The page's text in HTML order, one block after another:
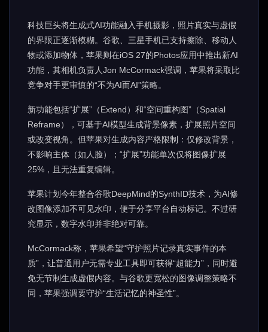
科技巨头将生成式AI功能融入手机摄影，照片真实与虚假
的界限正逐渐模糊。谷歌、三星手机已支持擦除、移动人
物或添加物体，苹果则在iOS 27的Photos应用中推出新AI
功能，其相机负责人Jon McCormack强调，苹果将采取比
竞争对手更审慎的“不为AI而AI”策略。
新功能包括“扩展”（Extend）和“空间重构图”（Spatial
Reframe），可基于AI模型生成背景像素，扩展照片空间
或改变视角。但苹果对生成内容严格限制：仅修改背景，
不影响主体（如人脸）；“扩展”功能单次仅将图像扩展
25%，且无法重复编辑。
苹果计划今年整合谷歌DeepMind的SynthID技术，为AI修
改图像添加不可见水印，便于分享平台自动标记。不过研
究显示，数字水印并非绝对可靠。
McCormack称，苹果希望“守护照片记录真实事件的本
质”，让普通用户无需专业工具即可获得“超能力”，同时避
免无节制生成虚假内容。与谷歌更宽松的图像调整策略不
同，苹果强调要守护“生活记忆的神圣性”。